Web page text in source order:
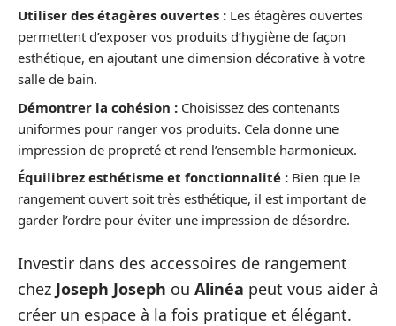
Utiliser des étagères ouvertes : Les étagères ouvertes
permettent d’exposer vos produits d’hygiène de façon
esthétique, en ajoutant une dimension décorative à votre
salle de bain.
Démontrer la cohésion : Choisissez des contenants
uniformes pour ranger vos produits. Cela donne une
impression de propreté et rend l’ensemble harmonieux.
Équilibrez esthétisme et fonctionnalité : Bien que le
rangement ouvert soit très esthétique, il est important de
garder l’ordre pour éviter une impression de désordre.
Investir dans des accessoires de rangement
chez Joseph Joseph ou Alinéa peut vous aider à
créer un espace à la fois pratique et élégant.